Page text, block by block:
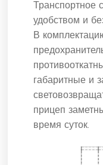
Транспортное
удобством и
В
габаритные и
прицеп
время суток.